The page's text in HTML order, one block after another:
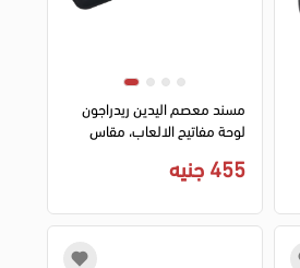
مسند معصم اليدين ريدراجون
لوحة مفاتيح الالعاب، مقاس
ميموري فوم ،أسود، P022
455 جنيه